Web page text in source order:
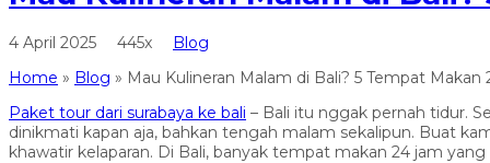
4 April 2025 445x
Blog
Home » Blog » Mau Kulineran Malam di Bali? 5 Tempat Makan
Paket tour dari surabaya ke bali – Bali itu nggak pernah tidur.
dinikmati kapan aja, bahkan tengah malam sekalipun. Buat
khawatir kelaparan. Di Bali, banyak tempat makan 24 jam